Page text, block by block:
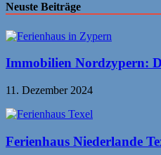
Neuste Beiträge
Immobilien Nordzypern:
11. Dezember 2024
Ferienhaus Niederlande